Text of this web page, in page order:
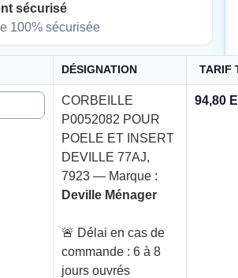
sécurisé
100% sécurisée
DÉSIGNATION TARIF
CORBEILLE
P0052082 POUR
POELE ET INSERT
DEVILLE 77AJ,
7923 — Marque :
Deville Ménager
🚨 Délai en cas de
commande : 6 à 8
jours ouvrés
94,80